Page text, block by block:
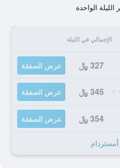
الواحدة
الإجمالي في الليلة
327 ﷼ عرض الصفقة
345 ﷼ عرض الصفقة
354 ﷼ عرض الصفقة